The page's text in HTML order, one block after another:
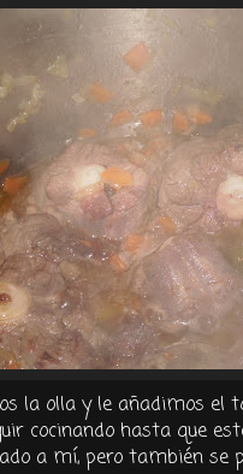
la olla y le añadimos el
cocinando hasta que
a mí, pero también